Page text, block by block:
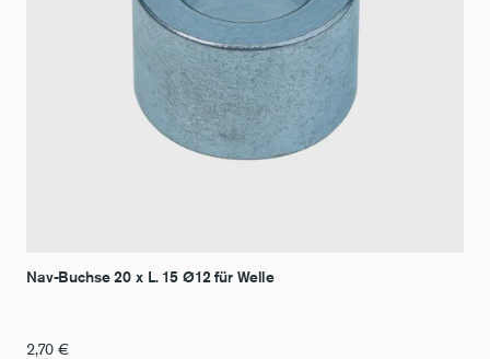
Nav-Buchse 20 x L. 15 Ø12 für Welle
2,70 €